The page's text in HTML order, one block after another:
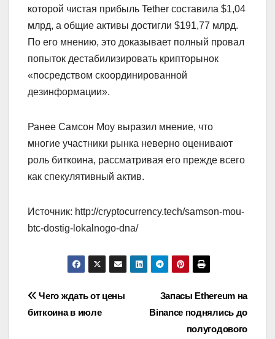
которой чистая прибыль Tether составила $1,04
млрд, а общие активы достигли $191,77 млрд.
По его мнению, это доказывает полный провал
попыток дестабилизировать крипторынок
«посредством скоординированной
дезинформации».
Ранее Самсон Моу выразил мнение, что
многие участники рынка неверно оценивают
роль биткоина, рассматривая его прежде всего
как спекулятивный актив.
Источник: http://cryptocurrency.tech/samson-mou-
btc-dostig-lokalnogo-dna/
Навигация
Запасы Ethereum на
Binance поднялись до
полугодового
Чего ждать от цены
биткоина в июле